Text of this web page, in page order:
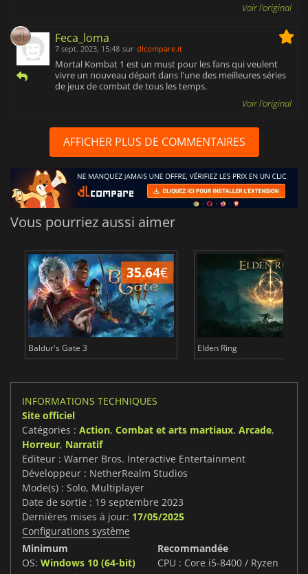
Voir l'original
Feca_loma
7 sept. 2023, 15:48 sur dlcompare.it
Mortal Kombat 1 est un must pour les fans qui veulent
vivre un nouveau départ dans l'une des meilleures séries
de jeux de combat de tous les temps.
Voir l'original
AFFICHER PLUS DE COMMENTAIRES
Vous pourriez aussi aimer
35.64€
Baldur's Gate 3 Elden Ring
INFORMATIONS TECHNIQUES
Site officiel
Catégories : Action, Combat et arts martiaux, Arcade,
Horreur, Narratif
Editeur : Warner Bros. Interactive Entertainment
Développeur : NetherRealm Studios
Mode(s) : Solo, Multiplayer
Date de sortie : 19 septembre 2023
Dernières mises à jour: 17/05/2025
Configurations système
Minimum
OS: Windows 10 (64-bit)
Recommandée
CPU : Core i5-8400 / Ryzen